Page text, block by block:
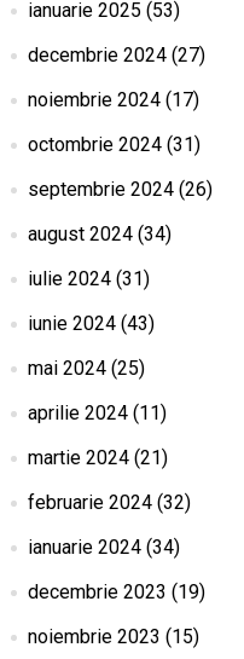
ianuarie 2025 (53)
decembrie 2024(27)
noiembrie 2024(17)
octombrie 2024(31)
septembrie 2024(26)
august 2024(34)
iulie 2024(31)
iunie 2024(43)
mai 2024(25)
aprilie 2024(11)
martie 2024(21)
februarie 2024(32)
ianuarie 2024(34)
decembrie 2023 (19)
noiembrie 2023 (15)